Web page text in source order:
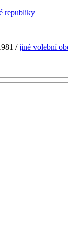
/jiné volební